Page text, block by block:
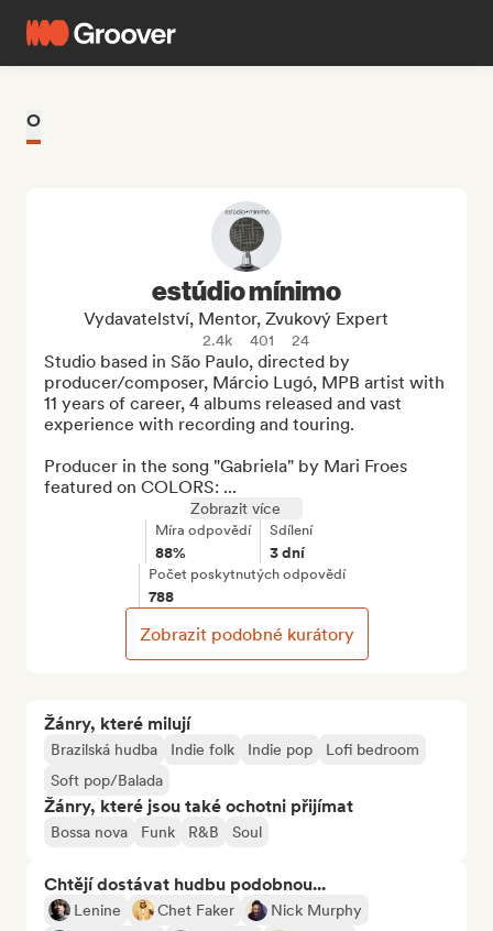
O
Žánry, které milují
Brazilská hudba Indie folk Indie pop
Lofi bedroom
Soft pop/Balada
Žánry, které jsou také ochotni přijímat
Bossa nova Funk R&B Soul
Chtějí dostávat hudbu podobnou...
Lenine Chet Faker
Nick Murphy
estúdio mínimo
Vydavatelství, Mentor, Zvukový Expert
2.4k 401 24
Studio based in São Paulo, directed by
producer/composer, Márcio Lugó, MPB artist with
11 years of career, 4 albums released and vast
experience with recording and touring.
Producer in the song "Gabriela" by Mari Froes
featured on COLORS: ...
Zobrazit více
Míra odpovědí
88%
Sdílení
3 dní
Počet poskytnutých odpovědí
788
Zobrazit podobné kurátory